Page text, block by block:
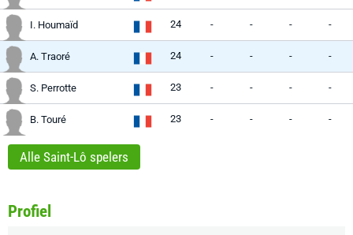
I. Houmaïd 24 - - - -
A. Traoré 24 - - - -
S. Perrotte 23 - - - -
B. Touré 23 - - - -
Alle Saint-Lô spelers
Profiel